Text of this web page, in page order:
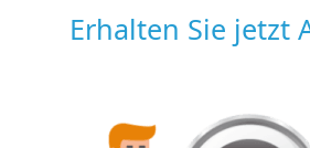
Erhalten Sie jetzt